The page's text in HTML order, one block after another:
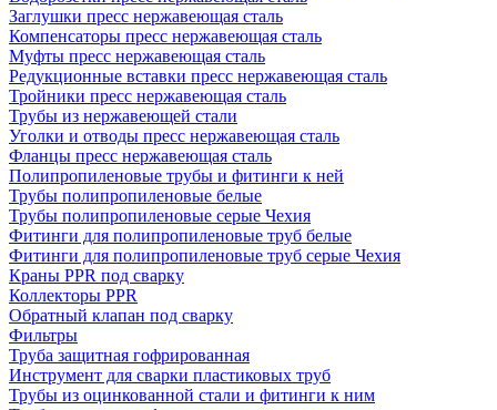
Заглушки пресс нержавеющая сталь
Компенсаторы пресс нержавеющая сталь
Муфты пресс нержавеющая сталь
Редукционные вставки пресс нержавеющая сталь
Тройники пресс нержавеющая сталь
Трубы из нержавеющей стали
Уголки и отводы пресс нержавеющая сталь
Фланцы пресс нержавеющая сталь
Полипропиленовые трубы и фитинги к ней
Трубы полипропиленовые белые
Трубы полипропиленовые серые Чехия
Фитинги для полипропиленовые труб белые
Фитинги для полипропиленовые труб серые Чехия
Краны PPR под сварку
Коллекторы PPR
Обратный клапан под сварку
Фильтры
Труба защитная гофрированная
Инструмент для сварки пластиковых труб
Трубы из оцинкованной стали и фитинги к ним